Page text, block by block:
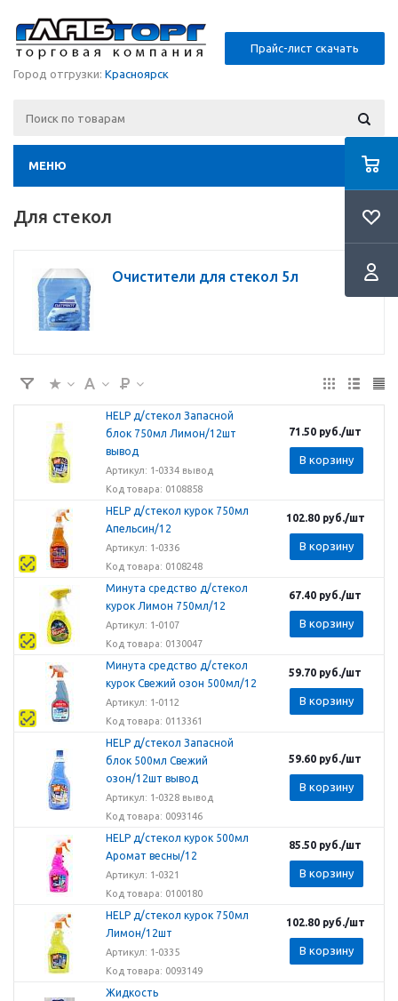
Прайс-лист скачать
Город отгрузки: Красноярск
МЕНЮ
Для стекол
Очистители для стекол 5л
HELP д/стекол Запасной
блок 750мл Лимон/12шт
вывод
Артикул: 1-0334 вывод
Код товара: 0108858
71.50 руб./шт
В корзину
HELP д/стекол курок 750мл
Апельсин/12
Артикул: 1-0336
Код товара: 0108248
102.80руб./шт
В корзину
Минута средство д/стекол
курок Лимон 750мл/12
Артикул: 1-0107
Код товара: 0130047
67.40 руб./шт
В корзину
Минута средство д/стекол
курок Свежий озон 500мл/12
Артикул: 1-0112
Код товара: 0113361
59.70 руб./шт
В корзину
HELP д/стекол Запасной
блок 500мл Свежий
озон/12шт вывод
Артикул: 1-0328 вывод
Код товара: 0093146
59.60 руб./шт
В корзину
HELP д/стекол курок 500мл
Аромат весны/12
Артикул: 1-0321
Код товара: 0100180
85.50 руб./шт
В корзину
HELP д/стекол курок 750мл
Лимон/12шт
Артикул: 1-0335
Код товара: 0093149
102.80руб./шт
В корзину
Жидкость